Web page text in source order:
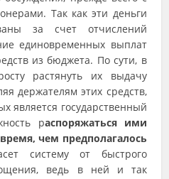
Так как эти деньги
за счет отчислений
единовременных выплат
из бюджета. По сути, в
растянуть их выдачу
держателям этих средств,
является государственный
распоряжаться ими
чем предполагалось
систему от быстрого
ведь в ней и так